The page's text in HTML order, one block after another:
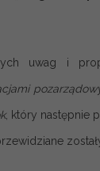
uwag i
, który następnie